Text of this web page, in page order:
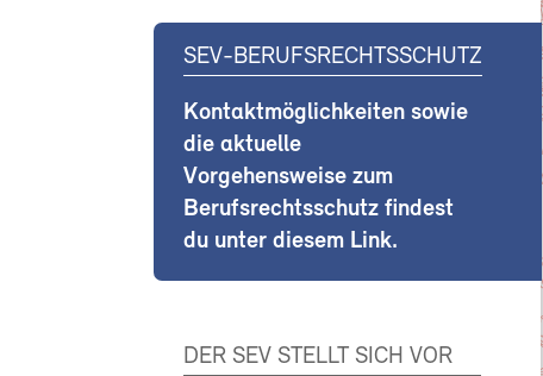
SEV-BERUFSRECHTSSCHUTZ
Kontaktmöglichkeiten sowie
die aktuelle
Vorgehensweise zum
Berufsrechtsschutz findest
du unter diesem Link.
DER SEV STELLT SICH VOR